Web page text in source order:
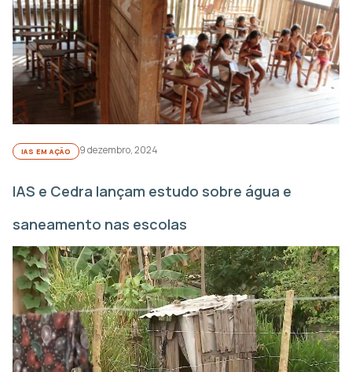
IAS EM AÇÃO 9 dezembro, 2024
IAS e Cedra lançam estudo sobre água e
saneamento nas escolas